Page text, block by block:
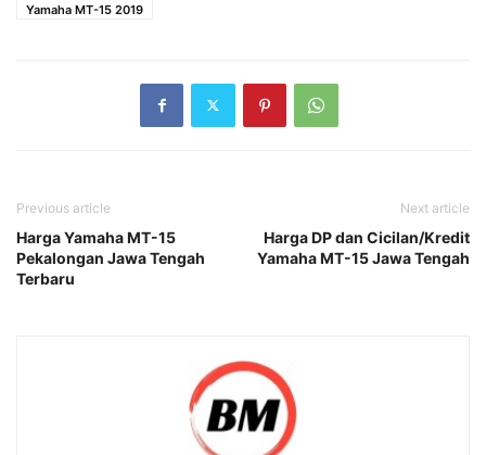
Yamaha MT-15 2019
Previous article
Harga Yamaha MT-15
Pekalongan Jawa Tengah
Terbaru
Next article
Harga DP dan Cicilan/Kredit
Yamaha MT-15 Jawa Tengah